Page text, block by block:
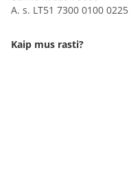
A. s. LT51 7300 0100
Kaip mus rasti?